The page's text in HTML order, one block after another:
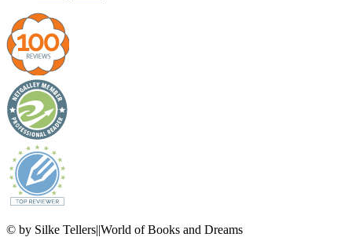
© by Silke Tellers||World of Books and Dreams